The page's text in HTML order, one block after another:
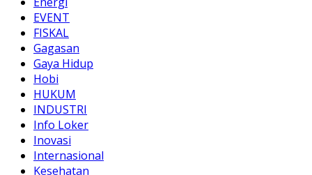
EVENT
FISKAL
Gagasan
Gaya Hidup
Hobi
HUKUM
INDUSTRI
Info Loker
Inovasi
Internasional
Kesehatan